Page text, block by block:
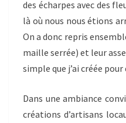
des écharpes avec des
là où nous nous étions
On a donc repris
maille serrée) et leur
simple que j’ai créée
Dans une ambiance
créations d’artisans